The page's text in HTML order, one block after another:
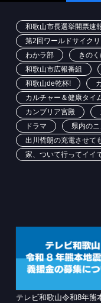
和歌山市長選挙開票速
第2回ワールドサイク
わかラ部
きのく
和歌山市広報番組
和歌山de乾杯!
カルチャー＆健康タイ
カンブリア宮殿
ドラマ
県内のニ
出川哲朗の充電させて
家、ついて行ってイイ
テレビ和歌山令和8年熊